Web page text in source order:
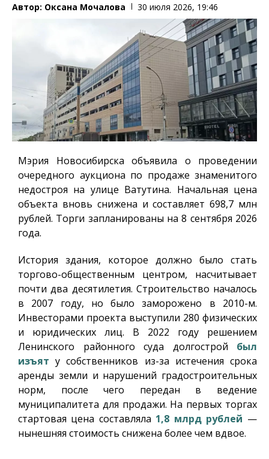
Автор: Оксана Мочалова 30 июля 2026, 19:46
Мэрия Новосибирска объявила о проведении
очередного аукциона по продаже знаменитого
недостроя на улице Ватутина. Начальная цена
объекта вновь снижена и составляет 698,7 млн
рублей. Торги запланированы на 8 сентября 2026
года.
История здания, которое должно было стать
торгово-общественным центром, насчитывает
почти два десятилетия. Строительство началось
в 2007 году, но было заморожено в 2010-м.
Инвесторами проекта выступили 280 физических
и юридических лиц. В 2022 году решением
Ленинского районного суда долгострой был
изъят у собственников из-за истечения срока
аренды земли и нарушений градостроительных
норм, после чего передан в ведение
муниципалитета для продажи. На первых торгах
стартовая цена составляла 1,8 млрд рублей —
нынешняя стоимость снижена более чем вдвое.